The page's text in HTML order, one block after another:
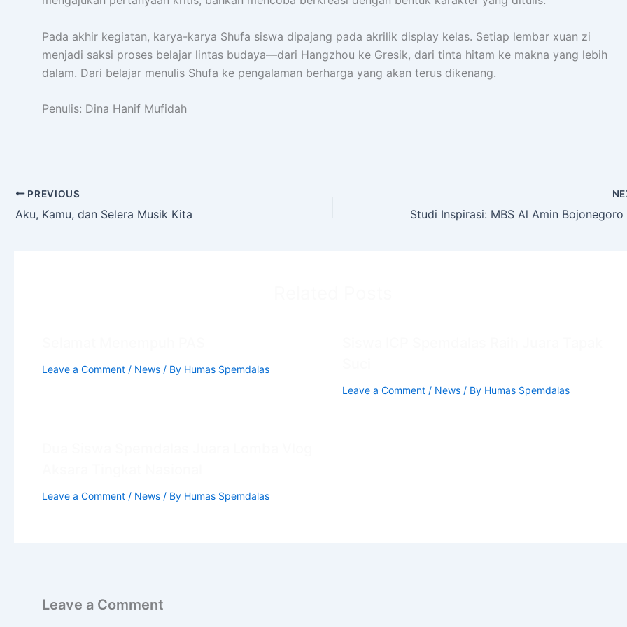
Pada akhir kegiatan, karya-karya Shufa siswa dipajang pada akrilik display kelas. Setiap lembar xuan zi
menjadi saksi proses belajar lintas budaya—dari Hangzhou ke Gresik, dari tinta hitam ke makna yang lebih
dalam. Dari belajar menulis Shufa ke pengalaman berharga yang akan terus dikenang.
Penulis: Dina Hanif Mufidah
PREVIOUS
Aku, Kamu, dan Selera Musik Kita
Leave a Comment / News / By Humas Spemdalas
Leave a Comment / News/ By Humas Spemdalas
Leave a Comment / News / By Humas Spemdalas
Leave a Comment